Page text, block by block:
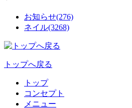
お知らせ(276)
ネイル(3268)
トップへ戻る
トップ
コンセプト
メニュー